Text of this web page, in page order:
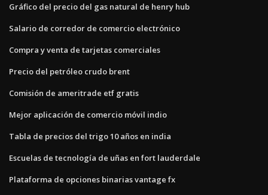
Gráfico del precio del gas natural de henry hub
Salario de corredor de comercio electrónico
Compra y venta de tarjetas comerciales
Precio del petróleo crudo brent
Comisión de ameritrade etf gratis
Mejor aplicación de comercio móvil indio
Tabla de precios del trigo 10 años en india
Escuelas de tecnología de uñas en fort lauderdale
Plataforma de opciones binarias vantage fx